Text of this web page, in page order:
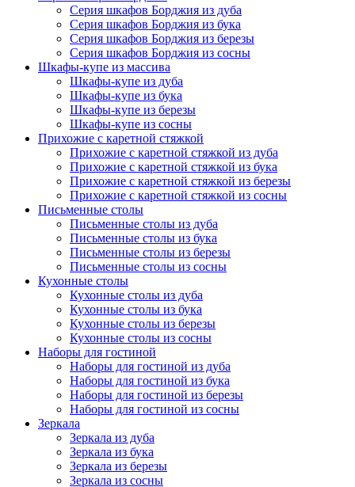
Серия шкафов Борджия из дуба
Серия шкафов Борджия из бука
Серия шкафов Борджия из березы
Серия шкафов Борджия из сосны
Шкафы-купе из массива
Шкафы-купе из дуба
Шкафы-купе из бука
Шкафы-купе из березы
Шкафы-купе из сосны
Прихожие с каретной стяжкой
Прихожие с каретной стяжкой из дуба
Прихожие с каретной стяжкой из бука
Прихожие с каретной стяжкой из березы
Прихожие с каретной стяжкой из сосны
Письменные столы
Письменные столы из дуба
Письменные столы из бука
Письменные столы из березы
Письменные столы из сосны
Кухонные столы
Кухонные столы из дуба
Кухонные столы из бука
Кухонные столы из березы
Кухонные столы из сосны
Наборы для гостиной
Наборы для гостиной из дуба
Наборы для гостиной из бука
Наборы для гостиной из березы
Наборы для гостиной из сосны
Зеркала
Зеркала из дуба
Зеркала из бука
Зеркала из березы
Зеркала из сосны